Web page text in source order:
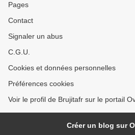
Pages
Contact
Signaler un abus
C.G.U.
Cookies et données personnelles
Préférences cookies
Voir le profil de Brujitafr sur le portail
Créer un blog sur